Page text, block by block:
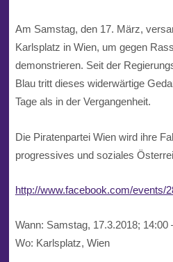
Am Samstag, den 17. März,
Karlsplatz in Wien, um gegen
demonstrieren. Seit der
Blau tritt dieses widerwärtige
Tage als in der Vergangenheit.
Die Piratenpartei Wien wird ihre
progressives und soziales
http://www.facebook.com/events/
Wann: Samstag, 17.3.2018; 14:00
Wo: Karlsplatz, Wien